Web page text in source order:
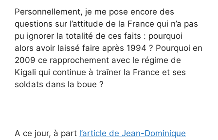
Personnellement, je me pose encore des
questions sur l’attitude de la France qui n’a pas
pu ignorer la totalité de ces faits : pourquoi
alors avoir laissé faire après 1994 ? Pourquoi en
2009 ce rapprochement avec le régime de
Kigali qui continue à traîner la France et ses
soldats dans la boue ?
A ce jour, à part l’article de Jean-Dominique